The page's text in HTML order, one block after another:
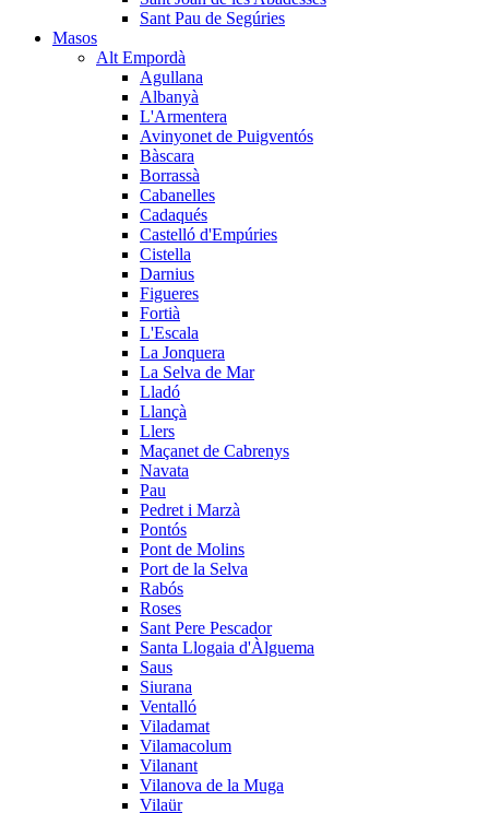
Sant Pau de Segúries
Masos
Alt Empordà
Agullana
Albanyà
L'Armentera
Avinyonet de Puigventós
Bàscara
Borrassà
Cabanelles
Cadaqués
Castelló d'Empúries
Cistella
Darnius
Figueres
Fortià
L'Escala
La Jonquera
La Selva de Mar
Lladó
Llançà
Llers
Maçanet de Cabrenys
Navata
Pau
Pedret i Marzà
Pontós
Pont de Molins
Port de la Selva
Rabós
Roses
Sant Pere Pescador
Santa Llogaia d'Àlguema
Saus
Siurana
Ventalló
Viladamat
Vilamacolum
Vilanant
Vilanova de la Muga
Vilaür